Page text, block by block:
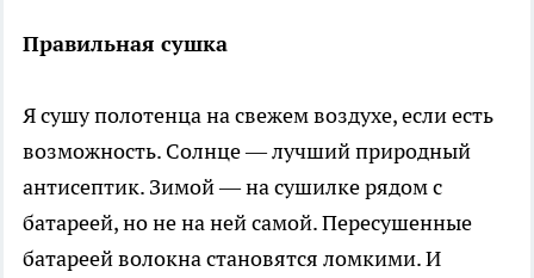
Правильная сушка
Я сушу полотенца на свежем воздухе, если есть
возможность. Солнце — лучший природный
антисептик. Зимой — на сушилке рядом с
батареей, но не на ней самой. Пересушенные
батареей волокна становятся ломкими. И